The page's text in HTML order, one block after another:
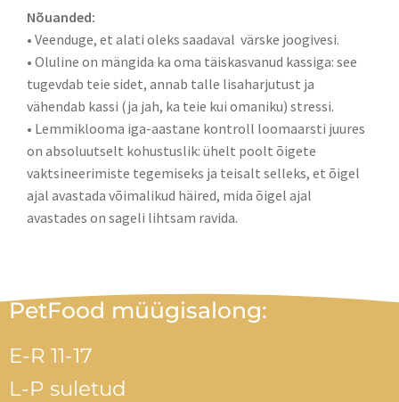
Nõuanded:
• Veenduge, et alati oleks saadaval värske joogivesi.
• Oluline on mängida ka oma täiskasvanud kassiga: see
tugevdab teie sidet, annab talle lisaharjutust ja
vähendab kassi (ja jah, ka teie kui omaniku) stressi.
• Lemmiklooma iga-aastane kontroll loomaarsti juures
on absoluutselt kohustuslik: ühelt poolt õigete
vaktsineerimiste tegemiseks ja teisalt selleks, et õigel
ajal avastada võimalikud häired, mida õigel ajal
avastades on sageli lihtsam ravida.
PetFood müügisalong:
E-R 11-17
L-P suletud